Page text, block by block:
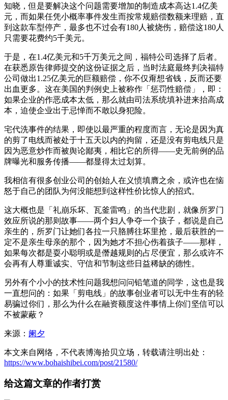
知晓，但是要解决这个问题需要增加的制造成本高达1.4亿美
元，而如果任凭小概率事件发生而按常规赔偿数额来理赔，直
到这款车型停产，最多也不过会有180人被烧伤，赔偿这180人
只需要花费约5千美元。
于是，在1.4亿美元和5千万美元之间，福特公司选择了后者。
在获悉原告律师提交的这份证据之后，当时法庭最终判决福特
公司做出1.25亿美元的巨额赔偿，你不仅甭想省钱，反而还要
出血更多。这在美国的判例史上被称作「惩罚性赔偿」，即：
如果企业的作恶成本太低，那么就由司法系统填补进来抬高成
本，迫使企业出于忌惮而不敢以身犯险。
宅代洗事件的结果，即使以最严重的程度而言，无论是因为真
的剪了电线而被处于十五天以内的拘留，还是没有剪电线只是
因为恶意炒作而被舆论鄙夷，相比它的所得——史无前例的品
牌曝光和服务传播——都显得太过划算。
我相信有很多创业公司的创始人在义愤填膺之余，或许也在恼
怒于自己的团队为何没能想到这样性价比惊人的招式。
这大概也是「礼崩乐坏、瓦釜雷鸣」的当代悲剧，就像所罗门
效应所说的那则故事——两个妇人争夺一个孩子，都说是自己
亲生的，所罗门让她们各拉一只胳膊往坏里抢，最后获胜的一
定不是亲生母亲的那个，因为她才不担心伤着孩子——那样，
如果每次都是耍小聪明或是僭越规则的占尽便宜，那么或许不
会再有人尊重诚实、守信和节制这些日益稀缺的德性。
另外有个小小的技术性问题我想问问铅笔道的同学，这也是我
一直想问的：如果「剪电线」的故事创业者可以无中生有的轻
易骗过你们，那么为什么在融资额度这件事情上你们坚信可以
不被蒙蔽？
来源： 阑夕
本文来自网络，不代表博海拾贝立场，转载请注明出处：
https://www.bohaishibei.com/post/21580/
给这篇文章的作者打赏